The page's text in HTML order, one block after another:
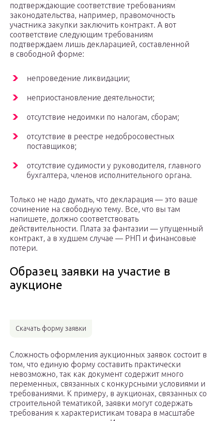
подтверждающие соответствие требованиям
законодательства, например, правомочность
участника закупки заключить контракт. А вот
соответствие следующим требованиям
подтверждаем лишь декларацией, составленной
в свободной форме:
непроведение ликвидации;
неприостановление деятельности;
отсутствие недоимки по налогам, сборам;
отсутствие в реестре недобросовестных
поставщиков;
отсутствие судимости у руководителя, главного
бухгалтера, членов исполнительного органа.
Только не надо думать, что декларация — это ваше
сочинение на свободную тему. Все, что вы там
напишете, должно соответствовать
действительности. Плата за фантазии — упущенный
контракт, а в худшем случае — РНП и финансовые
потери.
Образец заявки на участие в
аукционе
Скачать форму заявки
Сложность оформления аукционных заявок состоит в
том, что единую форму составить практически
невозможно, так как документ содержит много
переменных, связанных с конкурсными условиями и
требованиями. К примеру, в аукционах, связанных со
строительной тематикой, заявки могут содержать
требования к характеристикам товара в масштабе